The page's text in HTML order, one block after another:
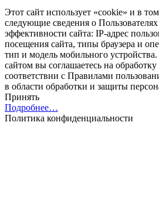
Этот cайт использует «cookie» и в
следующие сведения о Пользователях
эффективности cайта: IP-адрес
посещения cайта, типы браузера и
тип и модель мобильного
cайтом вы соглашаетесь на
соответствии с Правилами
в области обработки и защиты
Принять
Подробнее…
Политика конфиденциальности